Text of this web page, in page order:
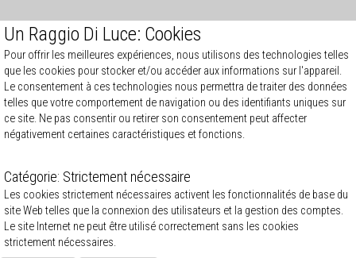
Un Raggio Di Luce: Cookies
Pour offrir les meilleures expériences, nous utilisons des technologies telles
que les cookies pour stocker et/ou accéder aux informations sur l'appareil.
Le consentement à ces technologies nous permettra de traiter des données
telles que votre comportement de navigation ou des identifiants uniques sur
ce site. Ne pas consentir ou retirer son consentement peut affecter
négativement certaines caractéristiques et fonctions.
Catégorie: Strictement nécessaire
Les cookies strictement nécessaires activent les fonctionnalités de base du
site Web telles que la connexion des utilisateurs et la gestion des comptes.
Le site Internet ne peut être utilisé correctement sans les cookies
strictement nécessaires.